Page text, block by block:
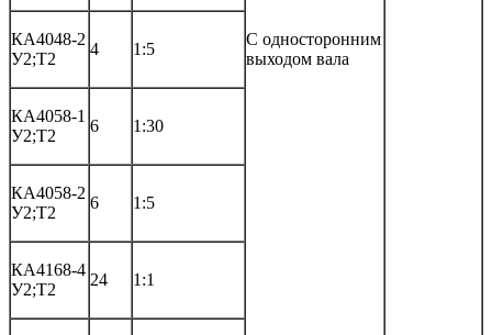
С односторонним
выходом вала
КА4048-2
У2;Т2
4 1:5
КА4058-1
У2;Т2
6 1:30
КА4058-2
У2;Т2
6 1:5
КА4168-4
У2;Т2
24 1:1